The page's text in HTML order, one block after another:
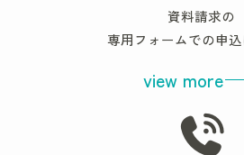
資料請求の
専用フォームでの申
view more